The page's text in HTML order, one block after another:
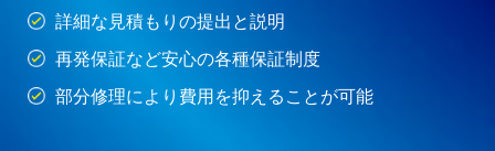
詳細な見積もりの提出と説明
再発保証など安心の各種保証制度
部分修理により費用を抑えることが可能